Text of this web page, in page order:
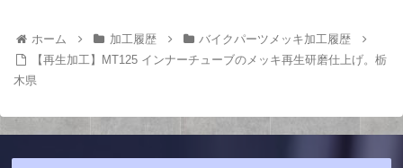
ホーム 加工履歴
バイクパーツメッキ加工履歴
【再生加工】MT125 インナーチューブのメッキ再生研磨仕上げ。栃
木県